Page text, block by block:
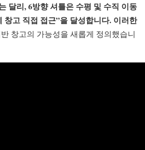
달리, 6방향 셔틀은 수평 및 수직 이동
창고 직접 접근”을 달성합니다. 이러한
창고의 가능성을 새롭게 정의했습니